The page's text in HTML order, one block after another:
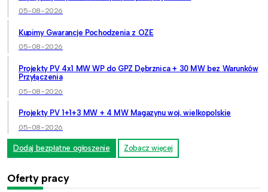
05-08-2026
Kupimy Gwarancje Pochodzenia z OZE
05-08-2026
Projekty PV 4x1 MW WP do GPZ Dębrznica + 30 MW bez Warunków
Przyłączenia
05-08-2026
Projekty PV 1+1+3 MW + 4 MW Magazynu woj. wielkopolskie
05-08-2026
Dodaj bezpłatne ogłoszenie Zobacz więcej
Oferty pracy